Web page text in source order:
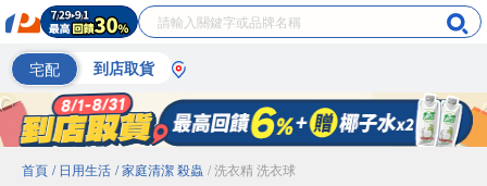
宅配 到店取貨
首頁 / 日用生活 / 家庭清潔 殺蟲 / 洗衣精 洗衣球